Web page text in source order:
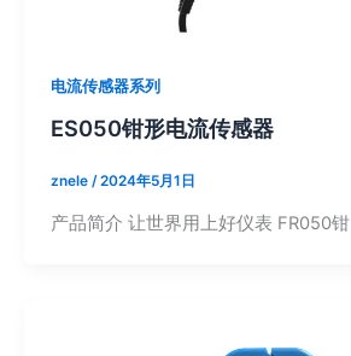
电流传感器系列
ES050钳形电流传感器
znele /2024年5月1日
产品简介 让世界用上好仪表 FR050钳